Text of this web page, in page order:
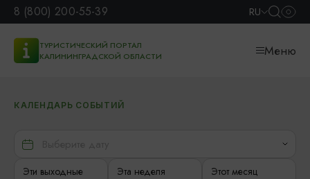
8 (800) 200-55-39 RU
ТУРИСТИЧЕСКИЙ ПОРТАЛ
КАЛИНИНГРАДСКОЙ ОБЛАСТИ
Меню
КАЛЕНДАРЬ СОБЫТИЙ
Эти выходные Эта неделя Этот месяц